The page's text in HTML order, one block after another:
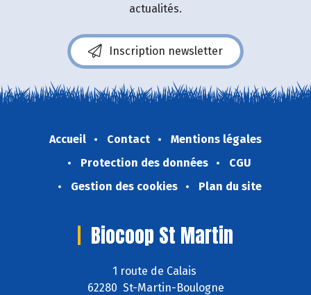
actualités.
Inscription newsletter
Accueil Contact
Mentions légales
Protection des données
CGU
Gestion des cookies
Plan du site
Biocoop St Martin
1 route de Calais
62280 St-Martin-Boulogne